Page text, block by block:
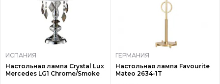
ИСПАНИЯ
Настольная лампа Crystal Lux
Mercedes LG1 Chrome/Smoke
ГЕРМАНИЯ
Настольная лампа Favourite
Mateo 2634-1T